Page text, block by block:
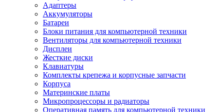
Адаптеры
Аккумуляторы
Батареи
Блоки питания для компьютерной техники
Вентиляторы для компьютерной техники
Дисплеи
Жесткие диски
Клавиатуры
Комплекты крепежа и корпусные запчасти
Корпуса
Материнские платы
Микропроцессоры и радиаторы
Оперативная память для компьютерной техники